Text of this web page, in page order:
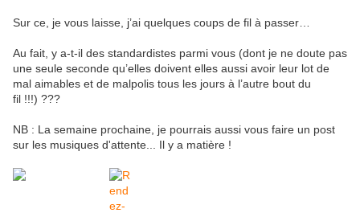
Sur ce, je vous laisse, j’ai quelques coups de fil à passer…
Au fait, y a-t-il des standardistes parmi vous (dont je ne doute pas
une seule seconde qu’elles doivent elles aussi avoir leur lot de
mal aimables et de malpolis tous les jours à l’autre bout du
fil !!!) ???
NB : La semaine prochaine, je pourrais aussi vous faire un post
sur les musiques d'attente... Il y a matière !